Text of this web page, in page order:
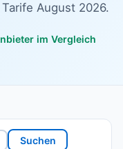
August 2026.
im Vergleich
Suchen